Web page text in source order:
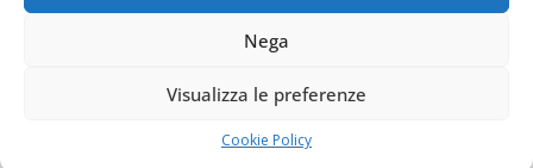
Nega
Visualizza le preferenze
Cookie Policy